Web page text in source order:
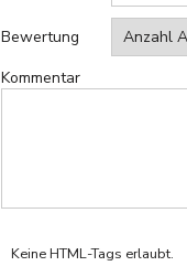
Bewertung
Kommentar
Keine HTML-Tags erlaubt.